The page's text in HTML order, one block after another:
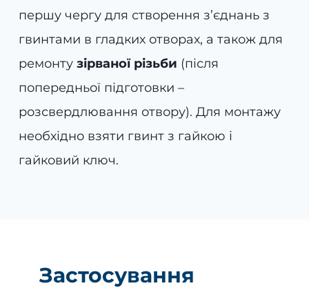
першу чергу для створення з’єднань з
гвинтами в гладких отворах, а також для
ремонту зірваної різьби (після
попередньої підготовки –
розсвердлювання отвору). Для монтажу
необхідно взяти гвинт з гайкою і
гайковий ключ.
Застосування